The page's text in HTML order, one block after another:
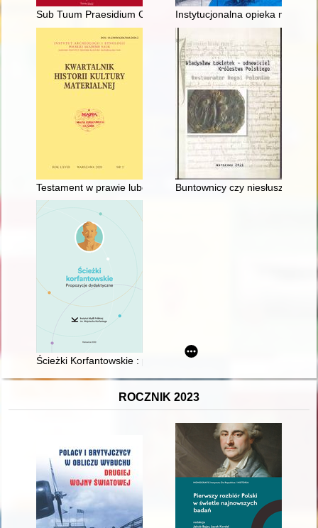
Sub Tuum Praesidium Confugimus" : patrocinia w
Instytucjonalna opieka nad
Testament w prawie lubeckim : praktyka na przykładzie
Buntownicy czy niesłusznie
Ścieżki Korfantowskie : propozycje dydaktyczne
ROCZNIK 2023